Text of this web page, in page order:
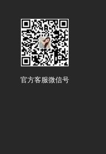
官方客服微信号